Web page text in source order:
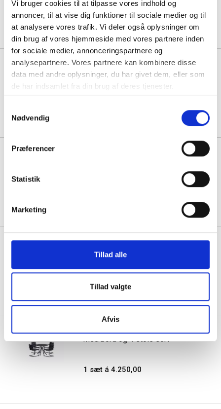
Vi bruger cookies til at tilpasse vores indhold og
annoncer, til at vise dig funktioner til sociale medier og til
at analysere vores trafik. Vi deler også oplysninger om
din brug af vores hjemmeside med vores partnere inden
for sociale medier, annonceringspartnere og
analysepartnere. Vores partnere kan kombinere disse
data med andre oplysninger, du har givet dem, eller som
de har indsamlet fra din brug af deres tjenester.
Nødvendig
Præferencer
Statistik
Marketing
Tillad alle
Tillad valgte
Afvis
1 sæt á 7.537,50
Chania havemøbelsæt med sofa
to stole og bord akacie grå
Chania havemøbelsæt med to
Chios udendørs spistbordsæt
med bord og 4 stole beige
med bord og 4 stole sort
1 sæt á 4.250,00